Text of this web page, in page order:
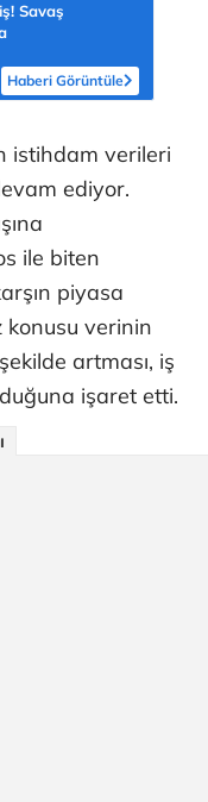
Savaş
Haberi Görüntüle
istihdam verileri
ediyor.
ile biten
piyasa
konusu verinin
artması, iş
işaret etti.